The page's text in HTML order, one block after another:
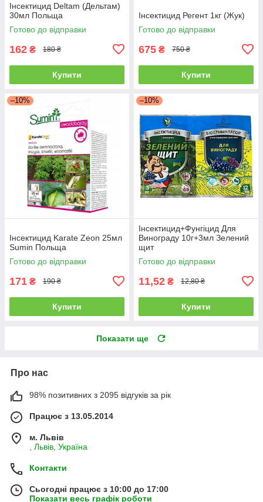
Інсектицид Deltam (Дельтам)
30мл Польща
Готово до відправки
162 ₴ 180 ₴
Купити
Інсектицид Регент 1кг (Жук)
Готово до відправки
675 ₴ 750 ₴
Купити
–10%
Інсектицид Karate Zeon 25мл
Sumin Польща
Готово до відправки
171 ₴ 190 ₴
Купити
–10%
Інсектицид+Фунгіцид Для
Винограду 10г+3мл Зелений
щит
Готово до відправки
11,52 ₴ 12,80 ₴
Купити
Показати ще
Про нас
98% позитивних з 2095 відгуків за рік
Працює з 13.05.2014
м. Львів
, Львів, Україна
Контакти
Сьогодні працює з 10:00 до 17:00
Показати весь графік роботи